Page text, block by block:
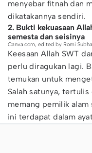
menyebar fitnah dan
dikatakannya sendiri.
2. Bukti kekuasaan
semesta dan seisinya
Canva.com, edited by Romi
Keesaan Allah SWT
perlu diragukan lagi.
temukan untuk
Salah satunya,
memang pemilik
ini terdapat dalam